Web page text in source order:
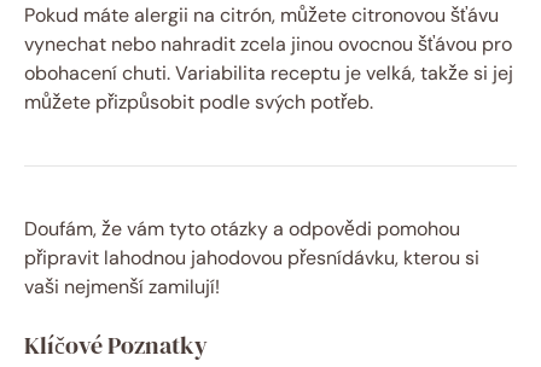
Pokud máte alergii na citrón, můžete citronovou šťávu
vynechat nebo nahradit zcela jinou ovocnou šťávou pro
obohacení chuti. Variabilita receptu je velká, takže si jej
můžete přizpůsobit podle svých potřeb.
Doufám, že vám tyto otázky a odpovědi pomohou
připravit lahodnou jahodovou přesnídávku, kterou si
vaši nejmenší zamilují!
Klíčové Poznatky